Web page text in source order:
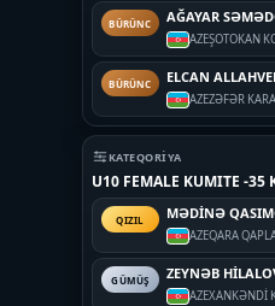
BÜRÜNC AĞAYAR
AZEŞOTOKAN
BÜRÜNC ELCAN
AZEZƏFƏR
KATEQORIYA
U10 FEMALE KUMITE -35
QIZIL MƏDİNƏ
AZEQARA
GÜMÜŞ ZEYNƏB
AZEXANKƏNDİ